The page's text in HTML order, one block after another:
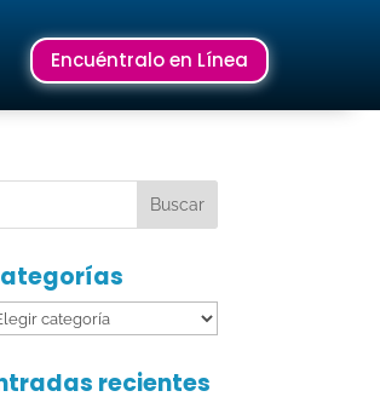
Encuéntralo en Línea
recientes